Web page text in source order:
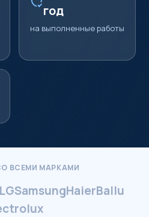
год
на выполненные работы
ВСЕМИ МАРКАМИ
LGSamsungHaierBallu